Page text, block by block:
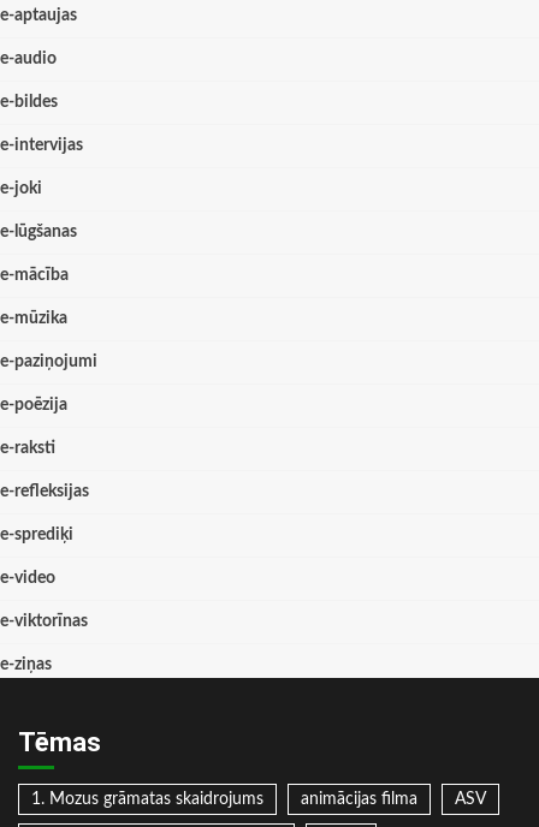
e-aptaujas
e-audio
e-bildes
e-intervijas
e-joki
e-lūgšanas
e-mācība
e-mūzika
e-paziņojumi
e-poēzija
e-raksti
e-refleksijas
e-sprediķi
e-video
e-viktorīnas
e-ziņas
Tēmas
1. Mozus grāmatas skaidrojums animācijas filma ASV